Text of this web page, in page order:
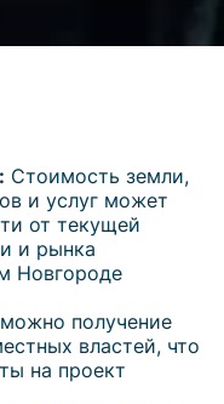
Стоимость земли,
и услуг может
от текущей
и рынка
Новгороде
получение
властей, что
на проект